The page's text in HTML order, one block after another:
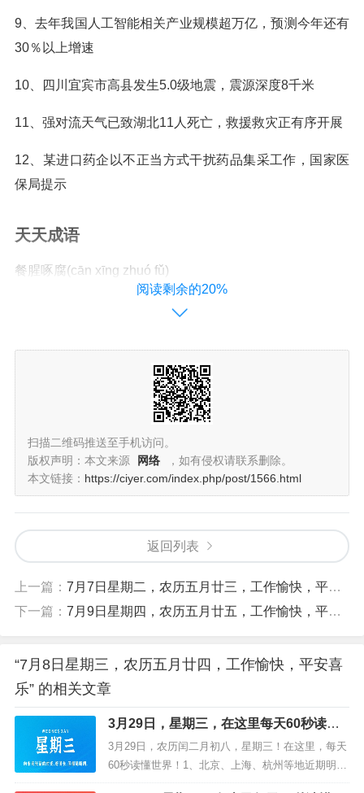
9、去年我国人工智能相关产业规模超万亿，预测今年还有
30％以上增速
10、四川宜宾市高县发生5.0级地震，震源深度8千米
11、强对流天气已致湖北11人死亡，救援救灾正有序开展
12、某进口药企以不正当方式干扰药品集采工作，国家医
保局提示
天天成语
餐腥啄腐(cān xīng zhuó fǔ)
梧桐不止，非练实不食，非醴泉不饮。于是鸱得腐鼠，鹓
雏过之，仰而视之曰：‘哧！’今子欲以子之梁国而哧我
邪？”
每日一语
花是应该向他道谢的。 —— 泰戈尔
阅读剩余的20%
扫描二维码推送至手机访问。
版权声明：本文来源
网络
，如有侵权请联系删除。
本文链接： https://ciyer.com/index.php/post/1566.html
返回列表
上一篇： 7月7日星期二，农历五月廿三，工作愉快，平安喜乐
下一篇： 7月9日星期四，农历五月廿五，工作愉快，平安喜乐
“7月8日星期三，农历五月廿四，工作愉快，平安喜
乐” 的相关文章
3月29日，星期三，在这里每天60秒读懂
世界！
3月29日，农历闰二月初八，星期三！在这里，每天
60秒读懂世界！1、北京、上海、杭州等地近期明
确：将有序放开设摊、允许外摆；2、网信办：严厉